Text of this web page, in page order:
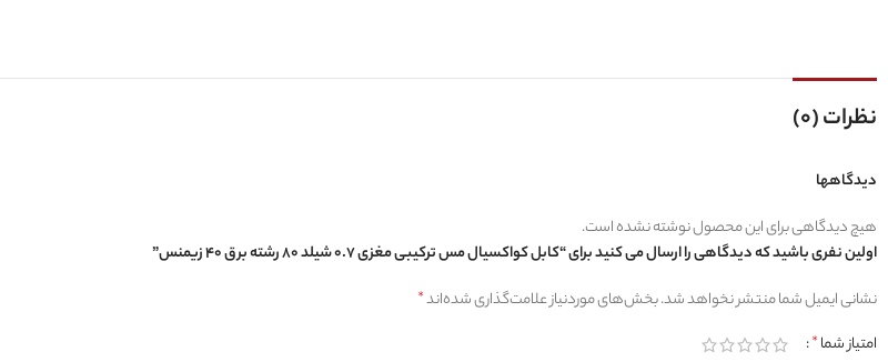
نظرات (0)
دیدگاهها
هیچ دیدگاهی برای این محصول نوشته نشده است.
اولین نفری باشید که دیدگاهی را ارسال می کنید برای “کابل کواکسیال مس ترکیبی مغزی 0.7 شیلد 80 رشته برق 40 زیمنس”
نشانی ایمیل شما منتشر نخواهد شد.بخش‌های موردنیاز علامت‌گذاری شده‌اند*
امتیاز شما*